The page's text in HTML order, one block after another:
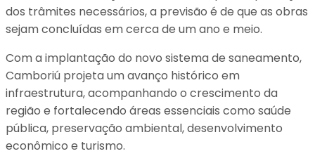
dos trâmites necessários, a previsão é de que as obras
sejam concluídas em cerca de um ano e meio.
Com a implantação do novo sistema de saneamento,
Camboriú projeta um avanço histórico em
infraestrutura, acompanhando o crescimento da
região e fortalecendo áreas essenciais como saúde
pública, preservação ambiental, desenvolvimento
econômico e turismo.